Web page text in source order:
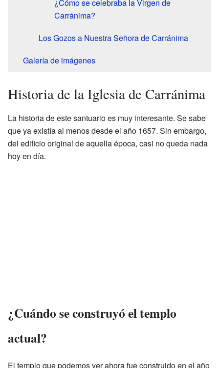
¿Cómo se celebraba la Virgen de
Carránima?
Los Gozos a Nuestra Señora de Carránima
Galería de imágenes
Historia de la Iglesia de Carránima
La historia de este santuario es muy interesante. Se sabe
que ya existía al menos desde el año 1657. Sin embargo,
del edificio original de aquella época, casi no queda nada
hoy en día.
¿Cuándo se construyó el templo
actual?
El templo que podemos ver ahora fue construido en el año